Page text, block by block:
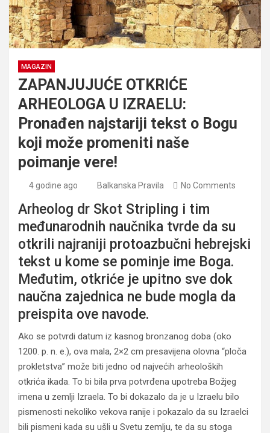
MAGAZIN
ZAPANJUJUĆE OTKRIĆE
ARHEOLOGA U IZRAELU:
Pronađen najstariji tekst o Bogu
koji može promeniti naše
poimanje vere!
4 godine ago Balkanska Pravila No Comments
Arheolog dr Skot Stripling i tim
međunarodnih naučnika tvrde da su
otkrili najraniji protoazbučni hebrejski
tekst u kome se pominje ime Boga.
Međutim, otkriće je upitno sve dok
naučna zajednica ne bude mogla da
preispita ove navode.
Ako se potvrdi datum iz kasnog bronzanog doba (oko
1200. p. n. e.), ova mala, 2×2 cm presavijena olovna “ploča
prokletstva” može biti jedno od najvećih arheoloških
otkrića ikada. To bi bila prva potvrđena upotreba Božjeg
imena u zemlji Izraela. To bi dokazalo da je u Izraelu bilo
pismenosti nekoliko vekova ranije i pokazalo da su Izraelci
bili pismeni kada su ušli u Svetu zemlju, te da su stoga